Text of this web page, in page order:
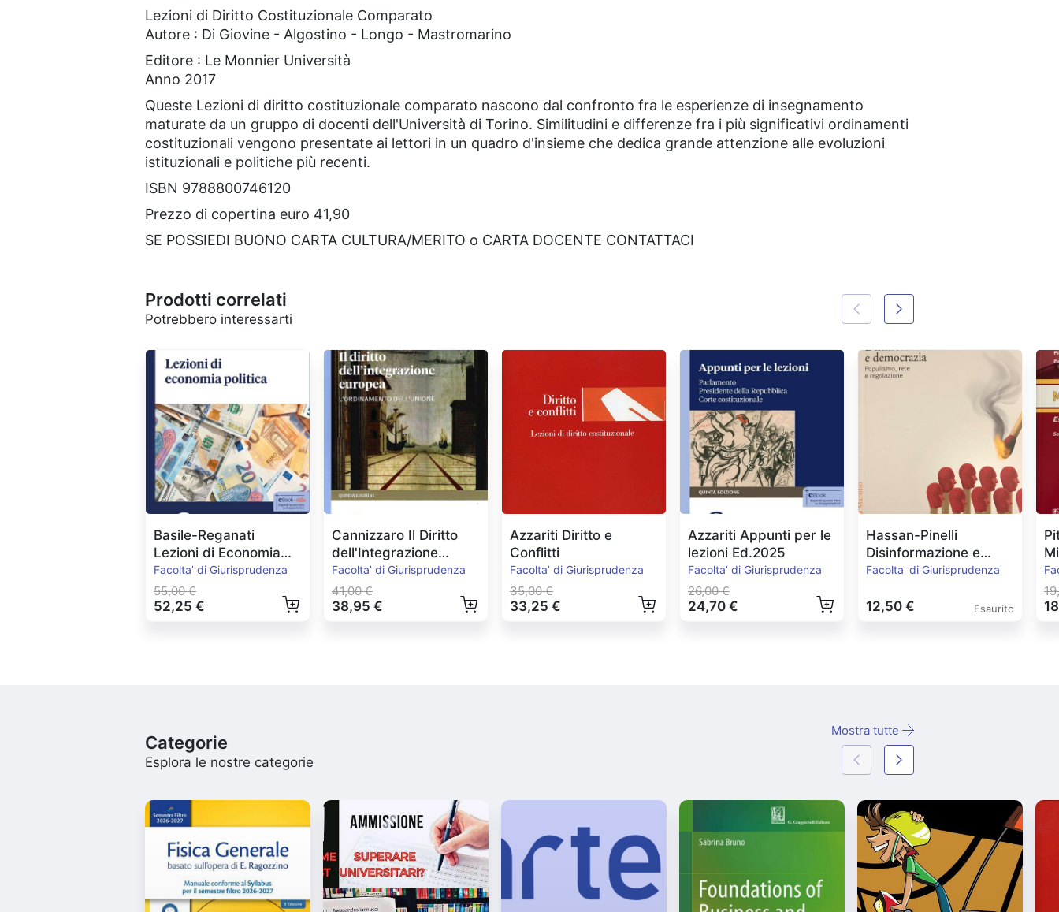
Lezioni di Diritto Costituzionale Comparato
Autore : Di Giovine - Algostino - Longo - Mastromarino
Editore : Le Monnier Università
Anno 2017
Queste Lezioni di diritto costituzionale comparato nascono dal confronto fra le esperienze di insegnamento
maturate da un gruppo di docenti dell'Università di Torino. Similitudini e differenze fra i più significativi ordinamenti
costituzionali vengono presentate ai lettori in un quadro d'insieme che dedica grande attenzione alle evoluzioni
istituzionali e politiche più recenti.
ISBN 9788800746120
Prezzo di copertina euro 41,90
SE POSSIEDI BUONO CARTA CULTURA/MERITO o CARTA DOCENTE CONTATTACI
Prodotti correlati
Potrebbero interessarti
Basile-Reganati
Lezioni di Economia
Politica
Facolta’ di Giurisprudenza
55,00 €
52,25 €
Cannizzaro Il Diritto
dell'Integrazione
Europea Ed.2022
Facolta’ di Giurisprudenza
41,00 €
38,95 €
Azzariti Diritto e
Conflitti
Facolta’ di Giurisprudenza
35,00 €
33,25 €
Azzariti Appunti per le
lezioni Ed.2025
Facolta’ di Giurisprudenza
26,00 €
24,70 €
Hassan-Pinelli
Disinformazione e
Democrazia
Facolta’ di Giurisprudenza
12,50 € Esaurito
Categorie
Esplora le nostre categorie
Mostra tutte